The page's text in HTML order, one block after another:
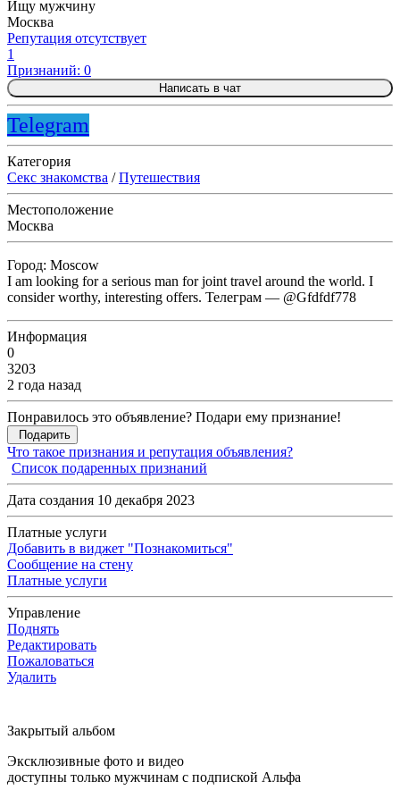
Ищу мужчину
Москва
Репутация отсутствует
1
Признаний: 0
Написать в чат
Telegram
Категория
Секс знакомства /Путешествия
Местоположение
Москва
Город: Moscow
I am looking for a serious man for joint travel around the world. I
consider worthy, interesting offers. Телеграм — @Gfdfdf778
Информация
0
3203
2 года назад
Понравилось это объявление? Подари ему признание!
Подарить
Что такое признания и репутация объявления?
Список подаренных признаний
Дата создания 10 декабря 2023
Платные услуги
Добавить в виджет "Познакомиться"
Сообщение на стену
Платные услуги
Управление
Поднять
Редактировать
Пожаловаться
Удалить
Закрытый альбом
Эксклюзивные фото и видео
доступны только мужчинам с подпиской Альфа